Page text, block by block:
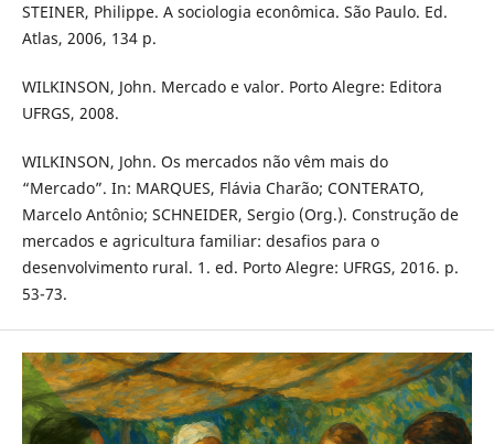
STEINER, Philippe. A sociologia econômica. São Paulo. Ed.
Atlas, 2006, 134 p.
WILKINSON, John. Mercado e valor. Porto Alegre: Editora
UFRGS, 2008.
WILKINSON, John. Os mercados não vêm mais do
“Mercado”. In: MARQUES, Flávia Charão; CONTERATO,
Marcelo Antônio; SCHNEIDER, Sergio (Org.). Construção de
mercados e agricultura familiar: desafios para o
desenvolvimento rural. 1. ed. Porto Alegre: UFRGS, 2016. p.
53-73.